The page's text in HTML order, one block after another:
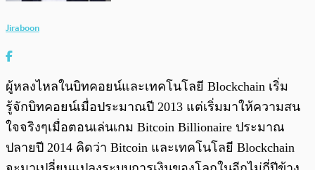
Jiraboon
ผู้หลงไหลในบิทคอยน์และเทคโนโลยี Blockchain เริ่ม
รู้จักบิทคอยน์เมื่อประมาณปี 2013 แต่เริ่มมาให้ความสน
ใจจริงๆเมื่อตอนเล่นเกม Bitcoin Billionaire ประมาณ
ปลายปี 2014 คิดว่า Bitcoin และเทคโนโลยี Blockchain